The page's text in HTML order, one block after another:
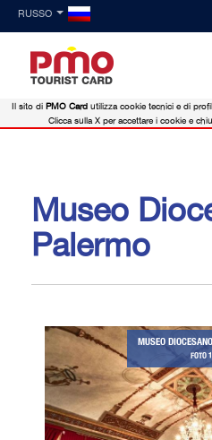
RUSSO
Museo
Palermo
MUSEO
FOTO 1
Il sito di PMO Card utilizza cookie tecnici e di
Clicca sulla X per accettare i cookie e